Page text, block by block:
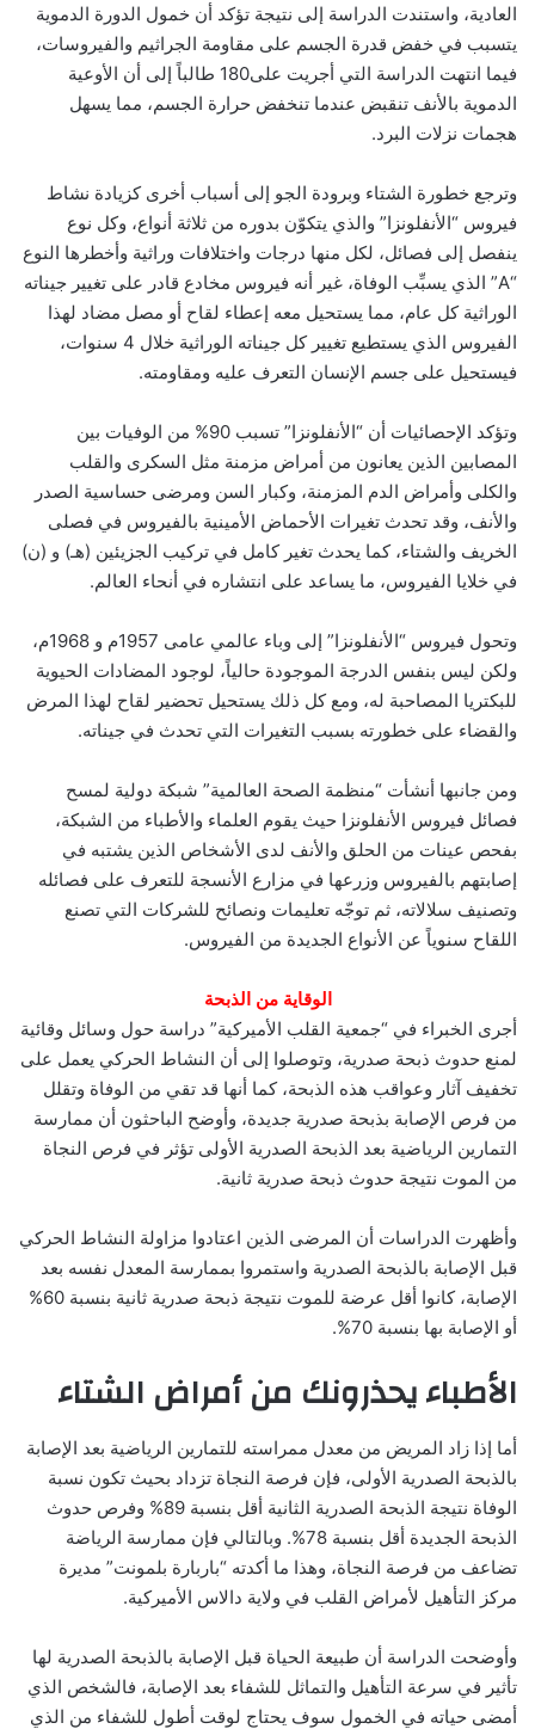
العادية‏، واستندت الدراسة إلى نتيجة تؤكد أن خمول الدورة الدموية
يتسبب في خفض قدرة الجسم على مقاومة الجراثيم والفيروسات‏،
فيما انتهت الدراسة التي أجريت على‏180‏ طالباً إلى أن الأوعية
الدموية بالأنف تنقبض عندما تنخفض حرارة الجسم‏، مما يسهل
هجمات نزلات البرد.
وترجع خطورة الشتاء وبرودة الجو إلى أسباب أخرى كزيادة نشاط
فيروس “الأنفلونزا” والذي يتكوّن بدوره من ثلاثة أنواع، وكل نوع
ينفصل إلى فصائل، لكل منها درجات واختلافات وراثية وأخطرها النوع
“A” الذي يسبِّب الوفاة، غير أنه فيروس مخادع قادر على تغيير جيناته
الوراثية كل عام، مما يستحيل معه إعطاء لقاح أو مصل مضاد لهذا
الفيروس الذي يستطيع تغيير كل جيناته الوراثية خلال 4 سنوات،
فيستحيل على جسم الإنسان التعرف عليه ومقاومته.
وتؤكد الإحصائيات أن “الأنفلونزا” تسبب 90% من الوفيات بين
المصابين الذين يعانون من أمراض مزمنة مثل السكرى والقلب
والكلى وأمراض الدم المزمنة، وكبار السن ومرضى حساسية الصدر
والأنف، وقد تحدث تغيرات الأحماض الأمينية بالفيروس في فصلى
الخريف والشتاء، كما يحدث تغير كامل في تركيب الجزيئين (هـ) و (ن)
في خلايا الفيروس، ما يساعد على انتشاره في أنحاء العالم.
وتحول فيروس “الأنفلونزا” إلى وباء عالمي عامى 1957م و 1968م،
ولكن ليس بنفس الدرجة الموجودة حالياً، لوجود المضادات الحيوية
للبكتريا المصاحبة له، ومع كل ذلك يستحيل تحضير لقاح لهذا المرض
والقضاء على خطورته بسبب التغيرات التي تحدث في جيناته.
ومن جانبها أنشأت “منظمة الصحة العالمية” شبكة دولية لمسح
فصائل فيروس الأنفلونزا حيث يقوم العلماء والأطباء من الشبكة،
بفحص عينات من الحلق والأنف لدى الأشخاص الذين يشتبه في
إصابتهم بالفيروس وزرعها في مزارع الأنسجة للتعرف على فصائله
وتصنيف سلالاته، ثم توجّه تعليمات ونصائح للشركات التي تصنع
اللقاح سنوياً عن الأنواع الجديدة من الفيروس.
الوقاية من الذبحة
أجرى الخبراء في “جمعية القلب الأميركية” دراسة حول وسائل وقائية
لمنع حدوث ذبحة صدرية، وتوصلوا إلى أن النشاط الحركي يعمل على
تخفيف آثار وعواقب هذه الذبحة، كما أنها قد تقي من الوفاة وتقلل
من فرص الإصابة بذبحة صدرية جديدة، وأوضح الباحثون أن ممارسة
التمارين الرياضية بعد الذبحة الصدرية الأولى تؤثر في فرص النجاة
من الموت نتيجة حدوث ذبحة صدرية ثانية.
وأظهرت الدراسات أن المرضى الذين اعتادوا مزاولة النشاط الحركي
قبل الإصابة بالذبحة الصدرية واستمروا بممارسة المعدل نفسه بعد
الإصابة، كانوا أقل عرضة للموت نتيجة ذبحة صدرية ثانية بنسبة 60%
أو الإصابة بها بنسبة 70%.
الأطباء يحذرونك من أمراض الشتاء
أما إذا زاد المريض من معدل ممراسته للتمارين الرياضية بعد الإصابة
بالذبحة الصدرية الأولى، فإن فرصة النجاة تزداد بحيث تكون نسبة
الوفاة نتيجة الذبحة الصدرية الثانية أقل بنسبة 89% وفرص حدوث
الذبحة الجديدة أقل بنسبة 78%. وبالتالي فإن ممارسة الرياضة
تضاعف من فرصة النجاة، وهذا ما أكدته “باربارة بلمونت” مديرة
مركز التأهيل لأمراض القلب في ولاية دالاس الأميركية.
وأوضحت الدراسة أن طبيعة الحياة قبل الإصابة بالذبحة الصدرية لها
تأثير في سرعة التأهيل والتماثل للشفاء بعد الإصابة، فالشخص الذي
أمضى حياته في الخمول سوف يحتاج لوقت أطول للشفاء من الذي